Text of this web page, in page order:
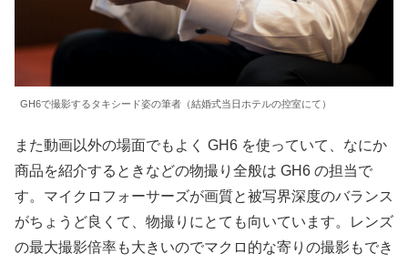
GH6で撮影するタキシード姿の筆者（結婚式当日ホテルの控室にて）
また動画以外の場面でもよく GH6 を使っていて、なにか
商品を紹介するときなどの物撮り全般は GH6 の担当で
す。マイクロフォーサーズが画質と被写界深度のバランス
がちょうど良くて、物撮りにとても向いています。レンズ
の最大撮影倍率も大きいのでマクロ的な寄りの撮影もでき